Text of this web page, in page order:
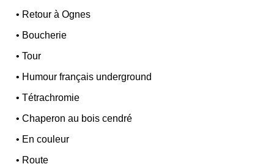
• Retour à Ognes
• Boucherie
•Tour
• Humour français underground
•Tétrachromie
•Chaperon au bois cendré
• En couleur
• Route